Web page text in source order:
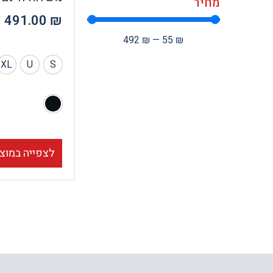
₪
55
—
₪
492
491.00 ₪
S
U
XL
לצפייה